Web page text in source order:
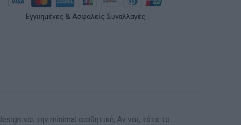
Εγγυημένες & Ασφαλείς Συναλλαγές
και την minimal αισθητική; Αν ναι, τότε το